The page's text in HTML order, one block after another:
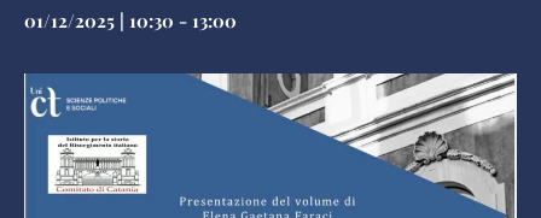
01/12/2025 | 10:30 - 13:00